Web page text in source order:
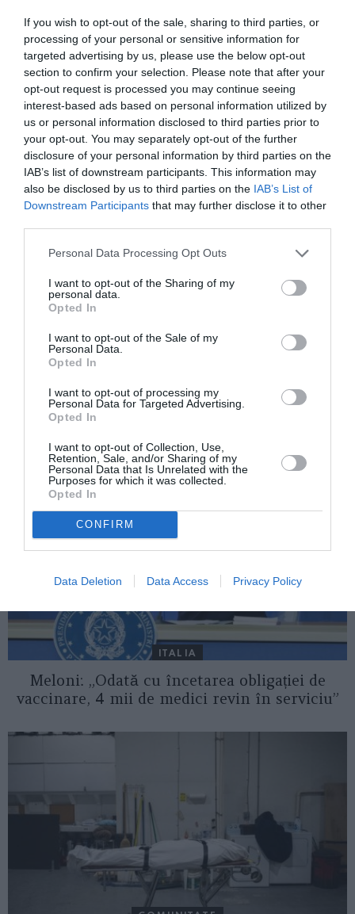
If you wish to opt-out of the sale, sharing to third parties, or
processing of your personal or sensitive information for
targeted advertising by us, please use the below opt-out
section to confirm your selection. Please note that after your
opt-out request is processed you may continue seeing
interest-based ads based on personal information utilized by
us or personal information disclosed to third parties prior to
your opt-out. You may separately opt-out of the further
disclosure of your personal information by third parties on the
IAB’s list of downstream participants. This information may
also be disclosed by us to third parties on the IAB’s List of
Downstream Participants that may further disclose it to other
Personal Data Processing Opt Outs
I want to opt-out of the Sharing of my
personal data.
Opted In
I want to opt-out of the Sale of my
Personal Data.
Opted In
I want to opt-out of processing my
Personal Data for Targeted Advertising.
Opted In
I want to opt-out of Collection, Use,
Retention, Sale, and/or Sharing of my
Personal Data that Is Unrelated with the
Purposes for which it was collected.
Opted In
CONFIRM
Data Deletion Data Access Privacy Policy
Înscrie-te pe pagina noastră de Facebook:GAZETA
ROMÂNEASCĂ
https://ziarulromanesc.at/austria-rata-de-infectare-
extrem-de-redusa-015-din-1-432-de-persoane-
testate-doar-una-pozitiva/
CORONAVIRUS ITALIA
întorc în puşcării: 376 de infractori
domiciliu
Următorul articol
Torino, și-au apărat mama de furia tatălui
care sărise s-o înjunghie, unul dintre copii
a suferit mai multe răni
ASEMENEA
ITALIA
Meloni: „Odată cu încetarea obligației de
vaccinare, 4 mii de medici revin în serviciu”